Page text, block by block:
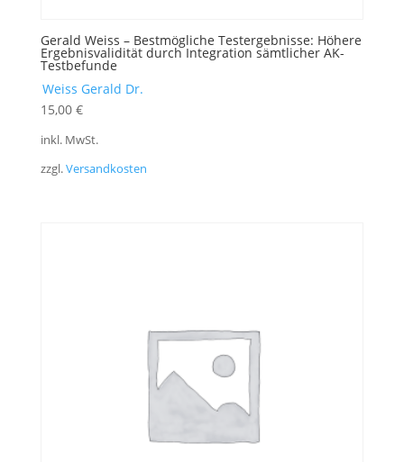
Gerald Weiss – Bestmögliche Testergebnisse: Höhere
Ergebnisvalidität durch Integration sämtlicher AK-
Testbefunde
Weiss Gerald Dr.
15,00 €
inkl. MwSt.
zzgl.Versandkosten